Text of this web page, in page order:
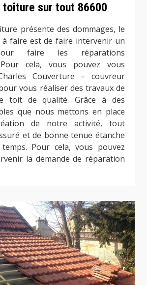
toiture sur tout 86600
présente des dommages, le
à faire est de faire intervenir un
faire les réparations
Pour cela, vous pouvez vous
Couverture – couvreur
vous réaliser des travaux de
toit de qualité. Grâce à des
que nous mettons en place
de notre activité, tout
et de bonne tenue étanche
Pour cela, vous pouvez
la demande de réparation